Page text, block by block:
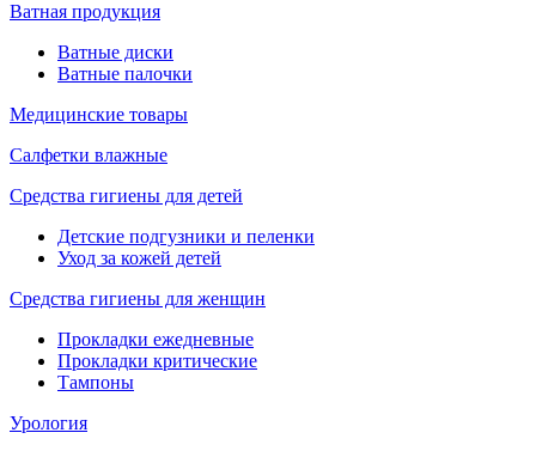
Ватная продукция
Ватные диски
Ватные палочки
Медицинские товары
Салфетки влажные
Средства гигиены для детей
Детские подгузники и пеленки
Уход за кожей детей
Средства гигиены для женщин
Прокладки ежедневные
Прокладки критические
Тампоны
Урология